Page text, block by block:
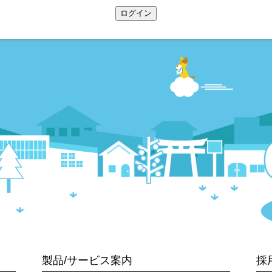
ログイン
製品/サービス案内 採